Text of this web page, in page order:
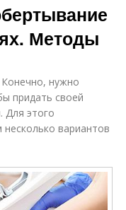
Методы
нужно
придать своей
Для этого
вариантов